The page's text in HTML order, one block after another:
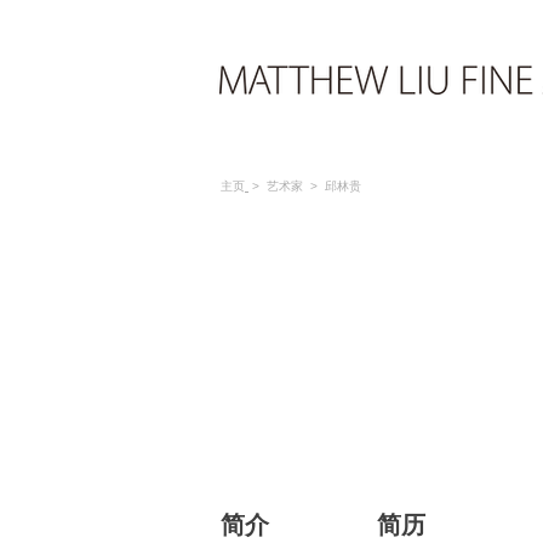
主页 > 艺术家 > 邱林贵
简介 简历